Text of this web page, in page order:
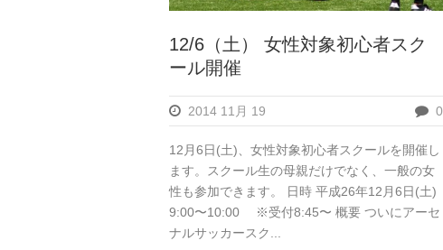
12/6（土） 女性対象初心者スク
ール開催
2014 11月 19 0
12月6日(土)、女性対象初心者スクールを開催し
ます。スクール生の母親だけでなく、一般の女
性も参加できます。 日時 平成26年12月6日(土)
9:00〜10:00 ※受付8:45〜 概要 ついにアーセ
ナルサッカースク...